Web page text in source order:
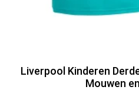
Liverpool Kinderen
Mouwen